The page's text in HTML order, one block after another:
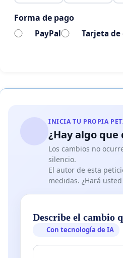
La revisión inmediata
El fortalecimiento del
académico provisto
La implementación de
transparente, uniforme
facturación para todos
Firmamos esta petición en
derecho a recibir una
de calidad. No es admisible
Forma de pago
PayPal Tarjeta
INICIA TU PROPIA
¿Hay algo
Los cambios no
silencio.
El autor de esta
medidas. ¿Hará
Describe el cambio
Con tecnología de IA